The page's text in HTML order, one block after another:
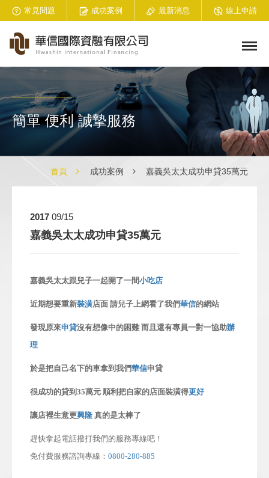
常見問題 成功案例 最新消息 線上申請
簡單 便利 誠摯服務
首頁 成功案例 嘉義吳太太成功申貸35萬元
2017 09/15
嘉義吳太太成功申貸35萬元
嘉義吳太太跟兒子一起開了一間小吃店
近期想要重新裝潢店面 請兒子上網看了我們華信的網站
發現原來申貸沒有想像中的困難 而且還有專員一對一協助辦
理
於是把自己名下的車拿到我們華信申貸
很成功的貸到35萬元 順利把自家的店面裝潢得更好
讓店裡生意更興隆 真的是太棒了
趕快拿起電話撥打我們的服務專線吧！
免付費服務諮詢專線： 0800-280-885